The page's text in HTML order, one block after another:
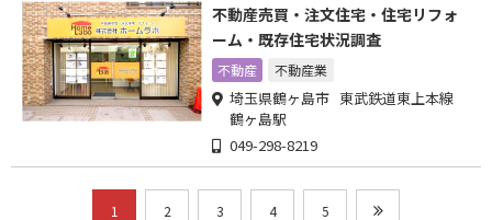
不動産売買・注文住宅・住宅リフォ
ーム・既存住宅状況調査
不動産 不動産業
埼玉県鶴ヶ島市 東武鉄道東上本線
鶴ヶ島駅
049-298-8219
1 2 3 4 5